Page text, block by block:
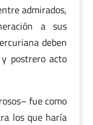
admirados,
a sus
deben
postrero acto
fue como
los que haría